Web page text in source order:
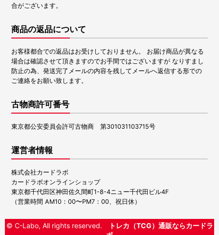
合がございます。
商品の返品について
お客様都合での返品はお受けしておりません。 お届け商品が異なる
場合は確認させて頂きますのでお手間ではございますが なりすまし
防止の為、発送完了メールの内容を残してメールへ返信する形での
ご連絡をお願い致します。
古物商許可番号
東京都公安委員会許可古物商 第301031103715号
運営者情報
株式会社カードラボ
カードラボオンラインショップ
東京都千代田区神田佐久間町1-8-4ニュー千代田ビル4F
（営業時間 AM10：00〜PM7：00、祝日休）
© C-Labo, All rights reserved.
トレカ（TCG）通販ならカードラ